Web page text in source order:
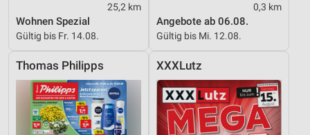
25,2 km
Wohnen Spezial
Gültig bis Fr. 14.08.
0,3 km
Angebote ab 06.08.
Gültig bis Mi. 12.08.
Thomas Philipps XXXLutz